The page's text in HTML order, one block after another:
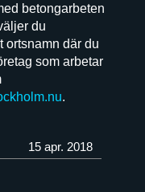
betongarbeten
du
ortsnamn där du
som arbetar
.
15 apr. 2018